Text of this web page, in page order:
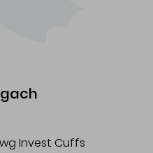
Invest Cuffs